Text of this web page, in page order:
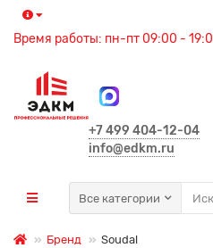
Время работы: пн-пт 09:00 -
+7 499 404-12-04
info@edkm.ru
Все категории
Бренд Soudal